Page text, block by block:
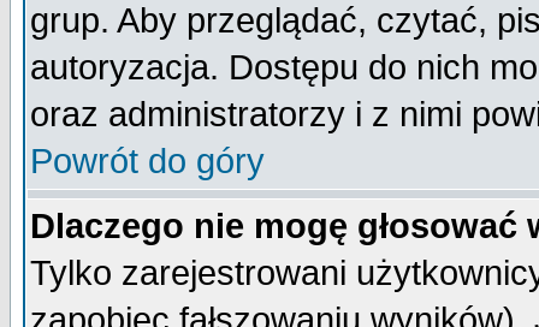
grup. Aby przeglądać, czytać,
autoryzacja. Dostępu do nich
oraz administratorzy i z nimi
Powrót do góry
Dlaczego nie mogę głosować
Tylko zarejestrowani